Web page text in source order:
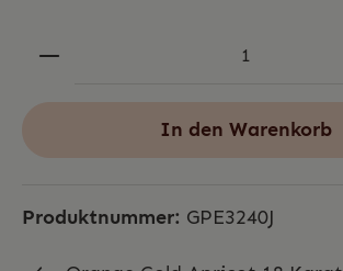
In den Warenkorb
Produktnummer: GPE3240J